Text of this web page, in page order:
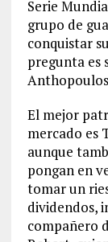
Serie
grupo de
conquistar
pregunta es
El mejor
mercado es
aunque
pongan en
tomar un
dividendos,
compañero